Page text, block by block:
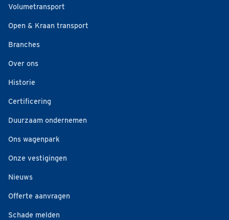
Volumetransport
Open & Kraan transport
Branches
Over ons
Historie
Certificering
Duurzaam ondernemen
Ons wagenpark
Onze vestigingen
Nieuws
Offerte aanvragen
Schade melden